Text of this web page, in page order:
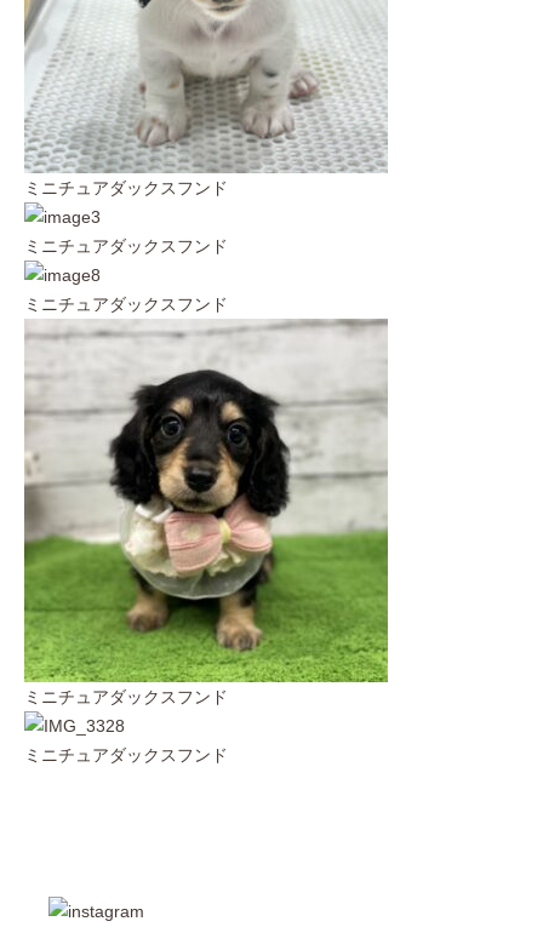
ミニチュアダックスフンド
ミニチュアダックスフンド
ミニチュアダックスフンド
ミニチュアダックスフンド
ミニチュアダックスフンド